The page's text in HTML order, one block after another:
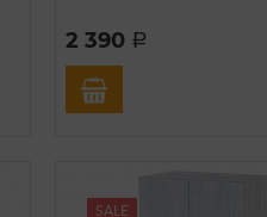
2 390 a
SALE